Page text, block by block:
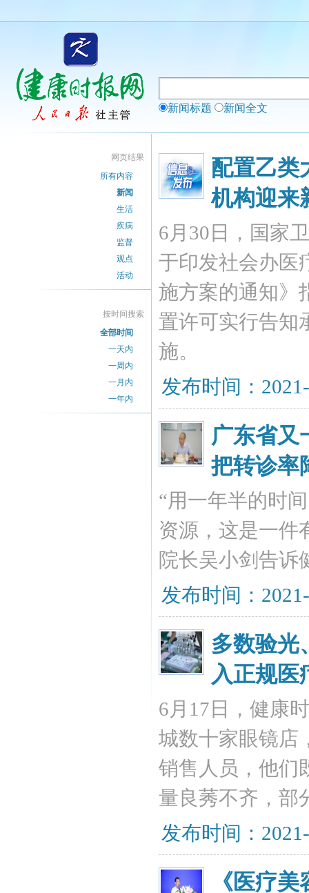
新闻标题 新闻全文
网页结果
所有内容
新闻
生活
疾病
监督
观点
活动
按时间搜索
全部时间
一天内
一周内
一月内
一年内
配置乙类
机构迎来
6月30日，国家
于印发社会办医
施方案的通知》
置许可实行告知
施。
发布时间：
广东省又
把转诊率
“用一年半的时
资源，这是一件
院长吴小剑告诉
发布时间：
多数验光
入正规医
6月17日，健康
城数十家眼镜店
销售人员，他们
量良莠不齐，部
发布时间：
《医疗